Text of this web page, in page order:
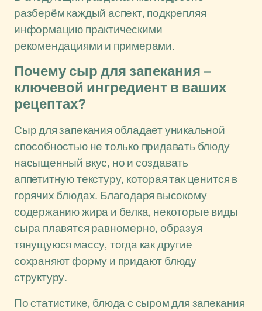
разберём каждый аспект, подкрепляя
информацию практическими
рекомендациями и примерами.
Почему сыр для запекания –
ключевой ингредиент в ваших
рецептах?
Сыр для запекания обладает уникальной
способностью не только придавать блюду
насыщенный вкус, но и создавать
аппетитную текстуру, которая так ценится в
горячих блюдах. Благодаря высокому
содержанию жира и белка, некоторые виды
сыра плавятся равномерно, образуя
тянущуюся массу, тогда как другие
сохраняют форму и придают блюду
структуру.
По статистике, блюда с сыром для запекания